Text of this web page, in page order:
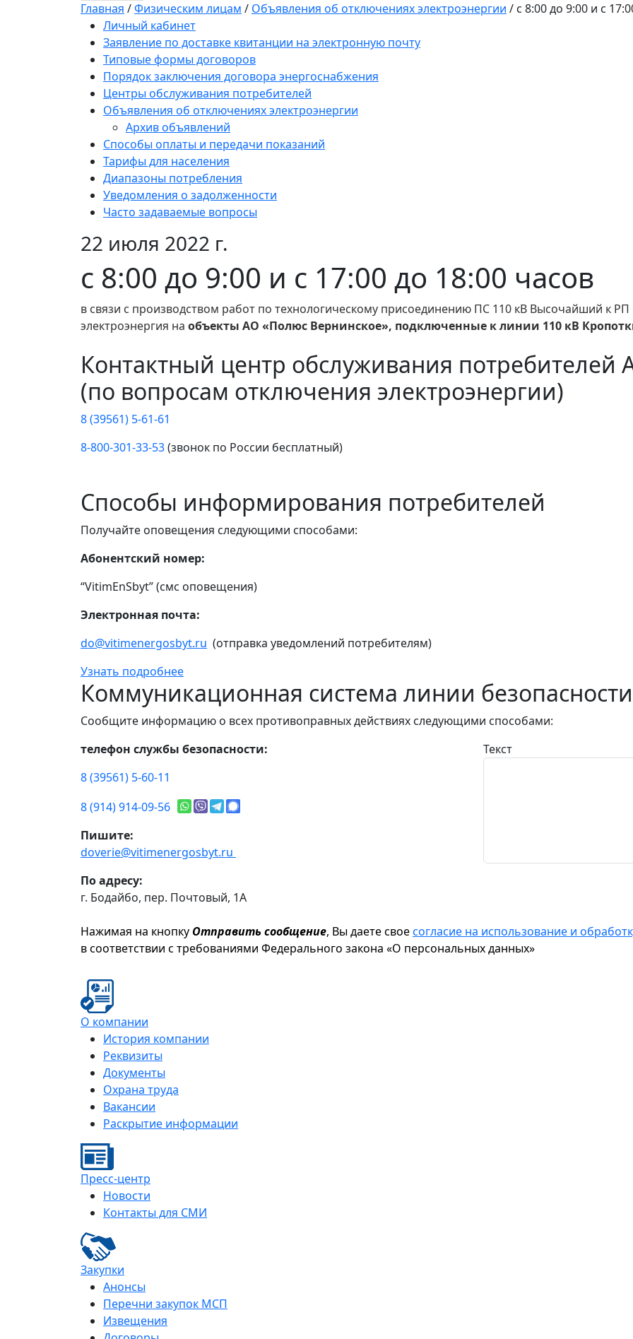
Главная /Физическим лицам / Объявления об отключениях электроэнергии / с 8:00 до 9:00 и с
Личный кабинет
Заявление по доставке квитанции на электронную почту
Типовые формы договоров
Порядок заключения договора энергоснабжения
Центры обслуживания потребителей
Объявления об отключениях электроэнергии
Архив объявлений
Способы оплаты и передачи показаний
Тарифы для населения
Диапазоны потребления
Уведомления о задолженности
Часто задаваемые вопросы
22 июля 2022 г.
с 8:00 до 9:00 и с 17:00 до 18:00 часов
в связи с производством работ по технологическому присоединению ПС 110 кВ Высочайший к РП
электроэнергия на объекты АО «Полюс Вернинское», подключенные к линии 110 кВ
Контактный центр обслуживания потребителей
(по вопросам отключения электроэнергии)
8 (39561) 5-61-61
8-800-301-33-53(звонок по России бесплатный)
Способы информирования потребителей
Получайте оповещения следующими способами:
Абонентский номер:
“VitimEnSbyt” (смс оповещения)
Электронная почта:
do@vitimenergosbyt.ru (отправка уведомлений потребителям)
Узнать подробнее
Коммуникационная система линии безопасности
Сообщите информацию о всех противоправных действиях следующими способами:
телефон службы безопасности:
8 (39561) 5-60-11
8 (914) 914-09-56
Пишите:
doverie@vitimenergosbyt.ru
По адресу:
г. Бодайбо, пер. Почтовый, 1А
Текст
Нажимая на кнопку Отправить сообщение, Вы даете своесогласие на использование и
в соответствии с требованиями Федерального закона «О персональных данных»
О компании
История компании
Реквизиты
Документы
Охрана труда
Вакансии
Раскрытие информации
Пресс-центр
Новости
Контакты для СМИ
Закупки
Анонсы
Перечни закупок МСП
Извещения